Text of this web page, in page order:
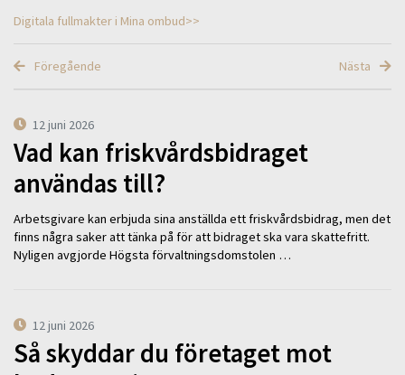
Digitala fullmakter i Mina ombud>>
Föregående Nästa
12 juni 2026
Vad kan friskvårdsbidraget
användas till?
Arbetsgivare kan erbjuda sina anställda ett friskvårdsbidrag, men det
finns några saker att tänka på för att bidraget ska vara skattefritt.
Nyligen avgjorde Högsta förvaltningsdomstolen …
12 juni 2026
Så skyddar du företaget mot